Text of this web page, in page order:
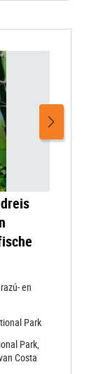
en
Park
Park,
Costa